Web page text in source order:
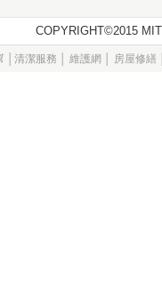
COPYRIGHT©2015
清潔服務 維護網 房屋修繕